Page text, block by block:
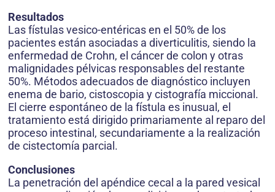
Resultados
Las fístulas vesico-entéricas en el 50% de los
pacientes están asociadas a diverticulitis, siendo la
enfermedad de Crohn, el cáncer de colon y otras
malignidades pélvicas responsables del restante
50%. Métodos adecuados de diagnóstico incluyen
enema de bario, cistoscopia y cistografía miccional.
El cierre espontáneo de la fístula es inusual, el
tratamiento está dirigido primariamente al reparo del
proceso intestinal, secundariamente a la realización
de cistectomía parcial.
Conclusiones
La penetración del apéndice cecal a la pared vesical